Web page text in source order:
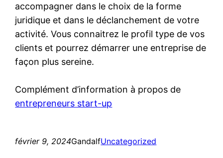
accompagner dans le choix de la forme
juridique et dans le déclanchement de votre
activité. Vous connaitrez le profil type de vos
clients et pourrez démarrer une entreprise de
façon plus sereine.
Complément d’information à propos de
entrepreneurs start-up
février 9, 2024GandalfUncategorized